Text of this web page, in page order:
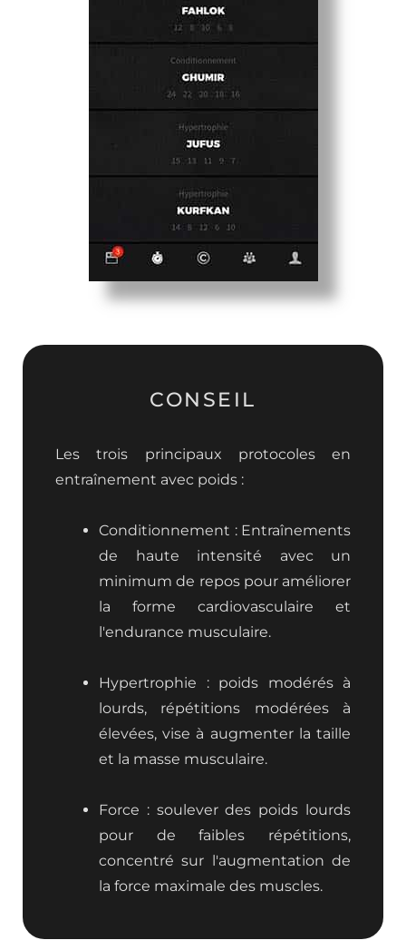
CONSEIL
Les trois principaux protocoles en
entraînement avec poids :
Conditionnement : Entraînements
de haute intensité avec un
minimum de repos pour améliorer
la forme cardiovasculaire et
l'endurance musculaire.
Hypertrophie : poids modérés à
lourds, répétitions modérées à
élevées, vise à augmenter la taille
et la masse musculaire.
Force : soulever des poids lourds
pour de faibles répétitions,
concentré sur l'augmentation de
la force maximale des muscles.